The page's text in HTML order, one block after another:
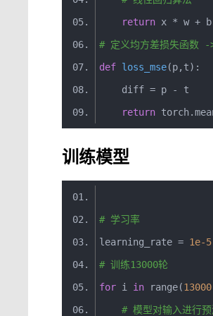
return x * w + b
# 定义均方差损失函数 -
def loss_mse(p, t) :
    diff
= p -
t
return torch.
训练模型
# 学习率
learning_rate = 1e-5
# 训练13000轮
for i in range(13000
# 模型对输入进行预